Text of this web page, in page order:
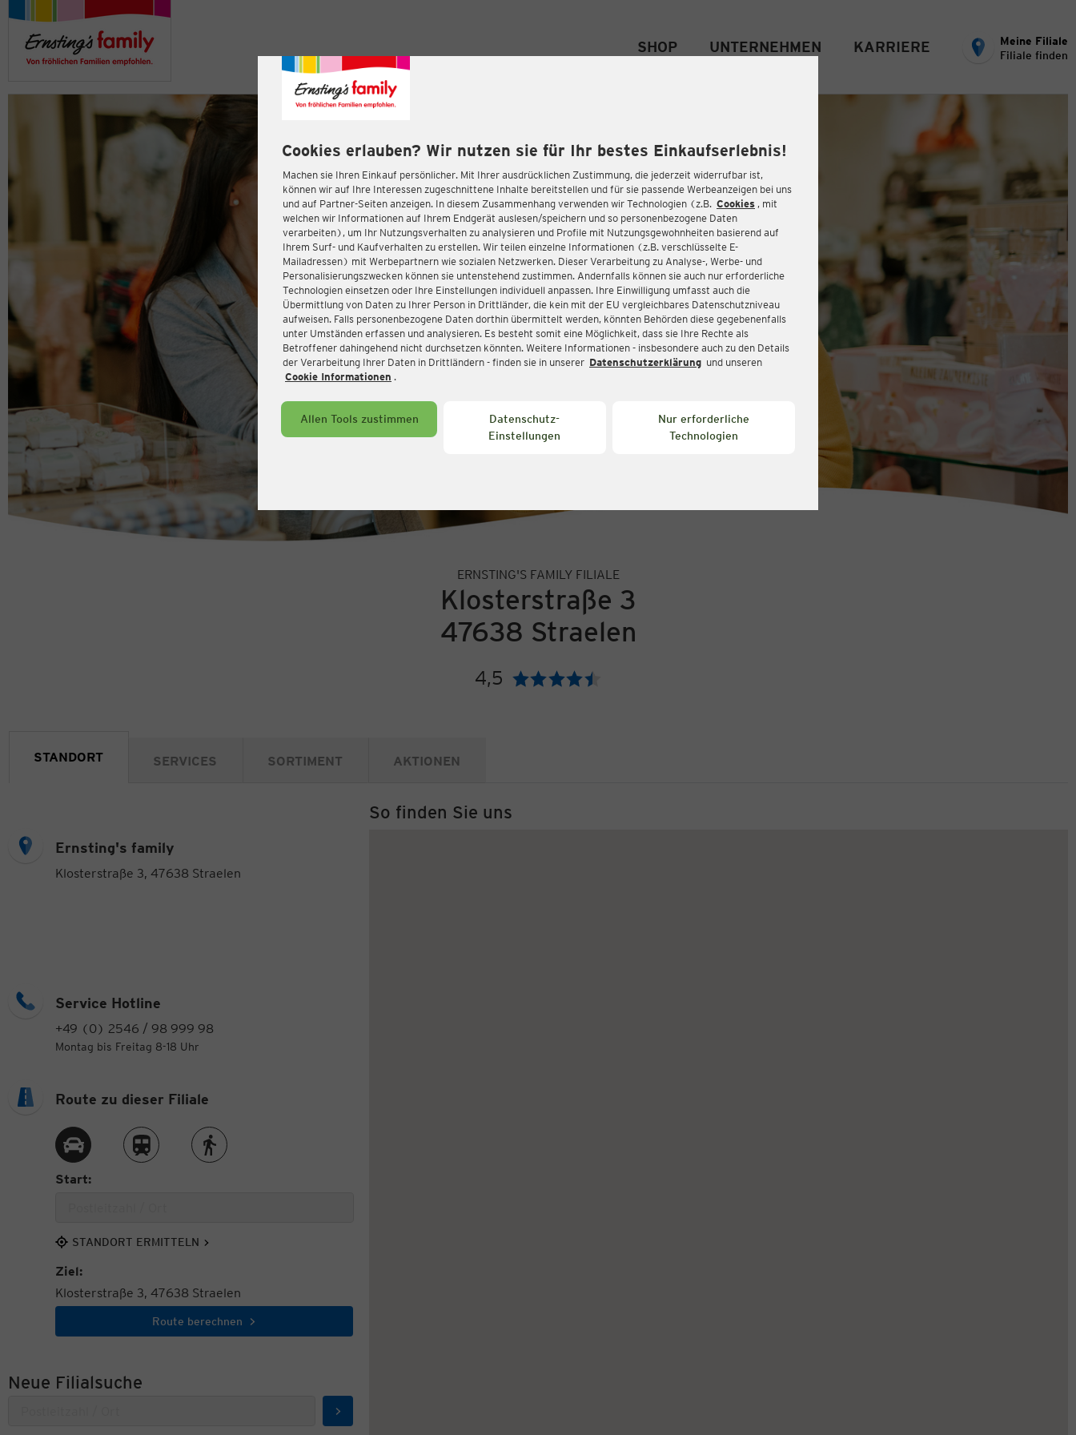
Cookies erlauben? Wir nutzen sie für Ihr bestes Einkaufserlebnis!
Machen sie Ihren Einkauf persönlicher. Mit Ihrer ausdrücklichen Zustimmung, die jederzeit widerrufbar ist,
können wir auf Ihre Interessen zugeschnittene Inhalte bereitstellen und für sie passende Werbeanzeigen bei uns
und auf Partner-Seiten anzeigen. In diesem Zusammenhang verwenden wir Technologien (z.B. Cookies , mit
welchen wir Informationen auf Ihrem Endgerät auslesen/speichern und so personenbezogene Daten
verarbeiten), um Ihr Nutzungsverhalten zu analysieren und Profile mit Nutzungsgewohnheiten basierend auf
Ihrem Surf- und Kaufverhalten zu erstellen. Wir teilen einzelne Informationen (z.B. verschlüsselte E-
Mailadressen) mit Werbepartnern wie sozialen Netzwerken. Dieser Verarbeitung zu Analyse-, Werbe- und
Personalisierungszwecken können sie untenstehend zustimmen. Andernfalls können sie auch nur erforderliche
Technologien einsetzen oder Ihre Einstellungen individuell anpassen. Ihre Einwilligung umfasst auch die
Übermittlung von Daten zu Ihrer Person in Drittländer, die kein mit der EU vergleichbares Datenschutzniveau
aufweisen. Falls personenbezogene Daten dorthin übermittelt werden, könnten Behörden diese gegebenenfalls
unter Umständen erfassen und analysieren. Es besteht somit eine Möglichkeit, dass sie Ihre Rechte als
Betroffener dahingehend nicht durchsetzen könnten. Weitere Informationen - insbesondere auch zu den Details
der Verarbeitung Ihrer Daten in Drittländern - finden sie in unserer Datenschutzerklärung und unseren
Cookie Informationen .
Allen Tools zustimmen
Datenschutz-
Einstellungen
Nur erforderliche
Technologien
SHOP UNTERNEHMEN KARRIERE
Meine Filiale
Filiale finden
ERNSTING'S FAMILY FILIALE
Klosterstraße 3
47638 Straelen
4,5 Bewertung:
STANDORT SERVICES SORTIMENT AKTIONEN
Ernsting's family
Klosterstraße 3, 47638 Straelen
Service Hotline
+49 (0) 2546 / 98 999 98
Montag bis Freitag 8-18 Uhr
So finden Sie uns
Route zu dieser Filiale
Route per AutoRoute per ZugRoute zu Fuß
Start:
STANDORT ERMITTELN
Ziel:
Klosterstraße 3, 47638 Straelen
Route berechnen
Neue Filialsuche
Suchen